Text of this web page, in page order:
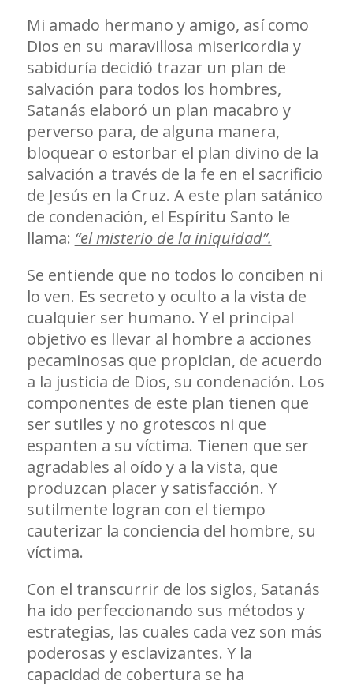
Mi amado hermano y amigo, así como
Dios en su maravillosa misericordia y
sabiduría decidió trazar un plan de
salvación para todos los hombres,
Satanás elaboró un plan macabro y
perverso para, de alguna manera,
bloquear o estorbar el plan divino de la
salvación a través de la fe en el sacrificio
de Jesús en la Cruz. A este plan satánico
de condenación, el Espíritu Santo le
llama: “el misterio de la iniquidad”.
Se entiende que no todos lo conciben ni
lo ven. Es secreto y oculto a la vista de
cualquier ser humano. Y el principal
objetivo es llevar al hombre a acciones
pecaminosas que propician, de acuerdo
a la justicia de Dios, su condenación. Los
componentes de este plan tienen que
ser sutiles y no grotescos ni que
espanten a su víctima. Tienen que ser
agradables al oído y a la vista, que
produzcan placer y satisfacción. Y
sutilmente logran con el tiempo
cauterizar la conciencia del hombre, su
víctima.
Con el transcurrir de los siglos, Satanás
ha ido perfeccionando sus métodos y
estrategias, las cuales cada vez son más
poderosas y esclavizantes. Y la
capacidad de cobertura se ha